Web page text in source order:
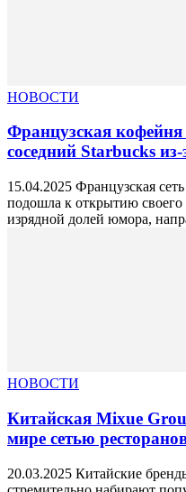
НОВОСТИ
Французская
соседний Starbucks
15.04.2025 Французская
подошла к открытию
изрядной долей юмора,
НОВОСТИ
Китайская Mixue
мире сетью
20.03.2025 Китайские